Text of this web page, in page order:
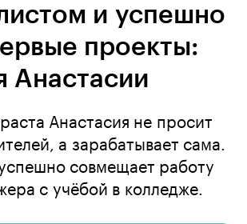
и успешно
проекты:
Анастасии
Анастасия не просит
а зарабатывает сама.
совмещает работу
с учёбой в колледже.